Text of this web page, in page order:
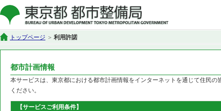
トップページ 利用許諾
都市計画情報
本サービスは、東京都における都市計画情報をインターネットを通じて住民
ください。
【サービスご利用条件】